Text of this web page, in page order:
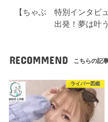
【ちゃぶ 特別インタビ
出発！夢は叶
RECOMMEND こちらの記
ライバー図鑑